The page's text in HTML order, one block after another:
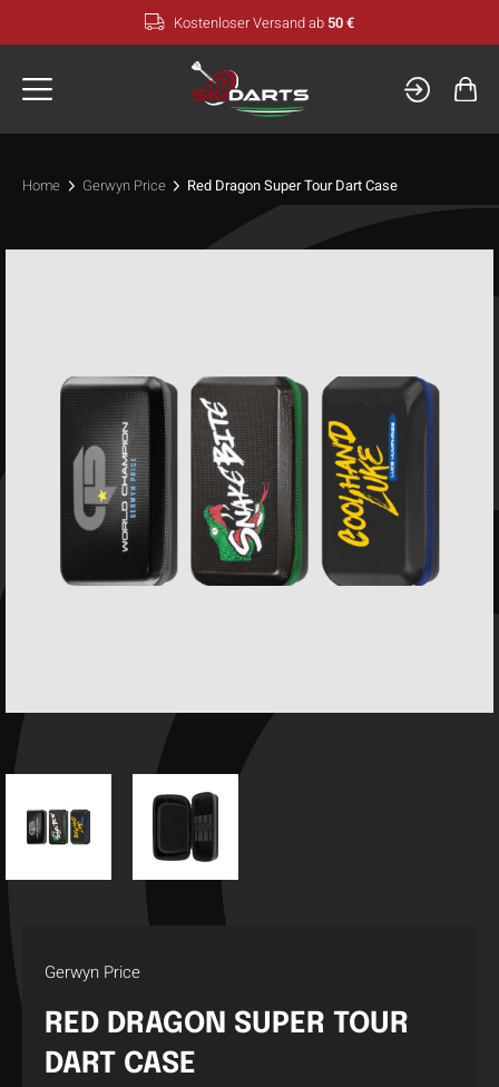
Inhalt
Kostenloser Versand ab 50 €
Home Gerwyn Price Red Dragon Super Tour Dart Case
Gerwyn Price
RED DRAGON SUPER TOUR
DART CASE